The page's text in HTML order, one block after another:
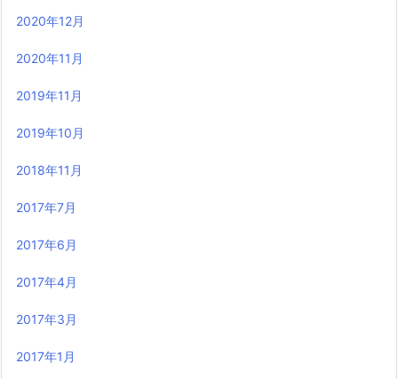
2020年12月
2020年11月
2019年11月
2019年10月
2018年11月
2017年7月
2017年6月
2017年4月
2017年3月
2017年1月